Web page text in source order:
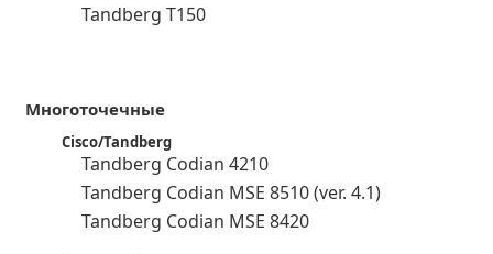
Tandberg T150
Многоточечные
Cisco/Tandberg
Tandberg Codian 4210
Tandberg Codian MSE 8510 (ver. 4.1)
Tandberg Codian MSE 8420